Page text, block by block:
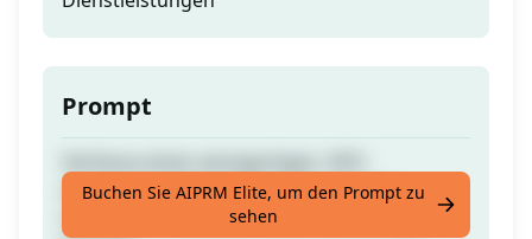
Prompt
optimierten Artikel über die neuesten
modernen minimalistischen Hausdesign-
Buchen Sie AIPRM Elite, um den Prompt zu
sehen